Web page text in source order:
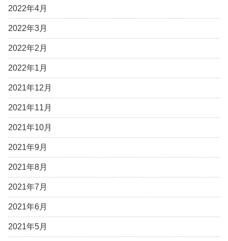
2022年4月
2022年3月
2022年2月
2022年1月
2021年12月
2021年11月
2021年10月
2021年9月
2021年8月
2021年7月
2021年6月
2021年5月